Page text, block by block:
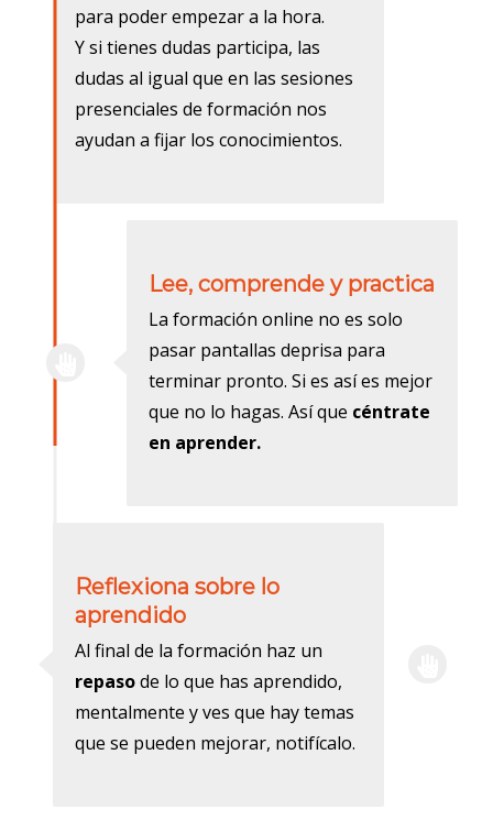
para poder empezar a la hora.
Y si tienes dudas participa, las
dudas al igual que en las sesiones
presenciales de formación nos
ayudan a fijar los conocimientos.
Lee, comprende y practica
La formación online no es solo
pasar pantallas deprisa para
terminar pronto. Si es así es mejor
que no lo hagas. Así que céntrate
en aprender.
Reflexiona sobre lo
aprendido
Al final de la formación haz un
repasode lo que has aprendido,
mentalmente y ves que hay temas
que se pueden mejorar, notifícalo.